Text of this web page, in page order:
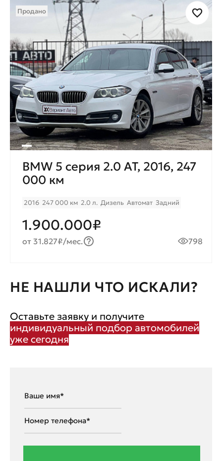
Продано
BMW 5 серия 2.0 AT, 2016, 247
000 км
2016 247 000 км 2.0 л. Дизель Автомат Задний
1.900.000₽
от 31.827₽/мес. 798
НЕ НАШЛИ ЧТО ИСКАЛИ?
Оставьте заявку и получите
индивидуальный подбор автомобилей
уже сегодня